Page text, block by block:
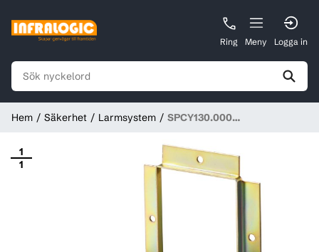
Ring Meny Logga in
Hem Säkerhet Larmsystem
SPCY130.000
centralapparat
1
1